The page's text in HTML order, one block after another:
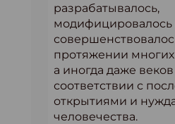
разрабатывалось,
модифицировалось
протяжении многих
а иногда даже веков
соответствии с
открытиями и
человечества.